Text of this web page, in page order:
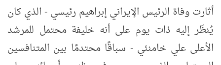
أثارت وفاة الرئيس الإيراني إبراهيم رئيسي - الذي كان
يُنظَر إليه ذات يوم على أنه خليفة محتمل للمرشد
الأعلى علي خامنئي - سباقًا محتدمًا بين المتنافسين